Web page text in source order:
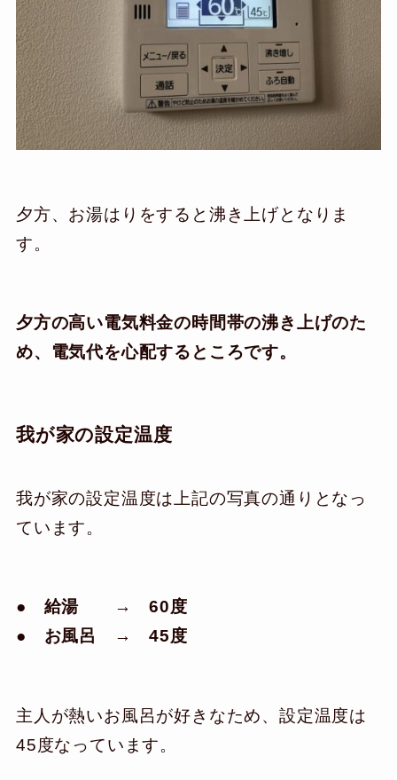
夕方、お湯はりをすると沸き上げとなりま
す。
夕方の高い電気料金の時間帯の沸き上げのた
め、電気代を心配するところです。
我が家の設定温度
我が家の設定温度は上記の写真の通りとなっ
ています。
● 給湯 → 60度
● お風呂 → 45度
主人が熱いお風呂が好きなため、設定温度は
45度なっています。